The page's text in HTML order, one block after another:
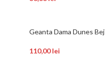
Geanta Dama Dunes Bej
110,00lei